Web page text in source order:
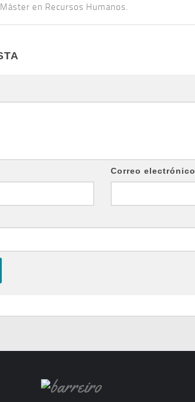
en Recursos Humanos.
Correo electrónico